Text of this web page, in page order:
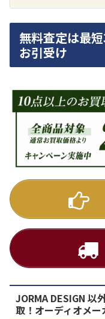
買取価格
PMA-
無料査定は最
お引受け
JORMA DESIGN 以
取！オーディオメー